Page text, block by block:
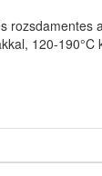
120-